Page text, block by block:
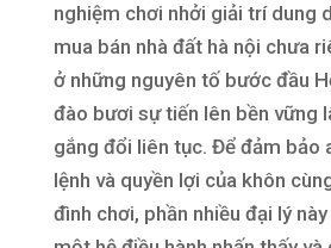
nghiệm chơi nhởi giải trí dung
mua bán nhà đất hà nội chưa
ở những nguyên tố bước đầu
đào bươi sự tiến lên bền vững
gắng đổi liên tục. Để đảm bảo
lệnh và quyền lợi của khôn
đình chơi, phần nhiều đại lý